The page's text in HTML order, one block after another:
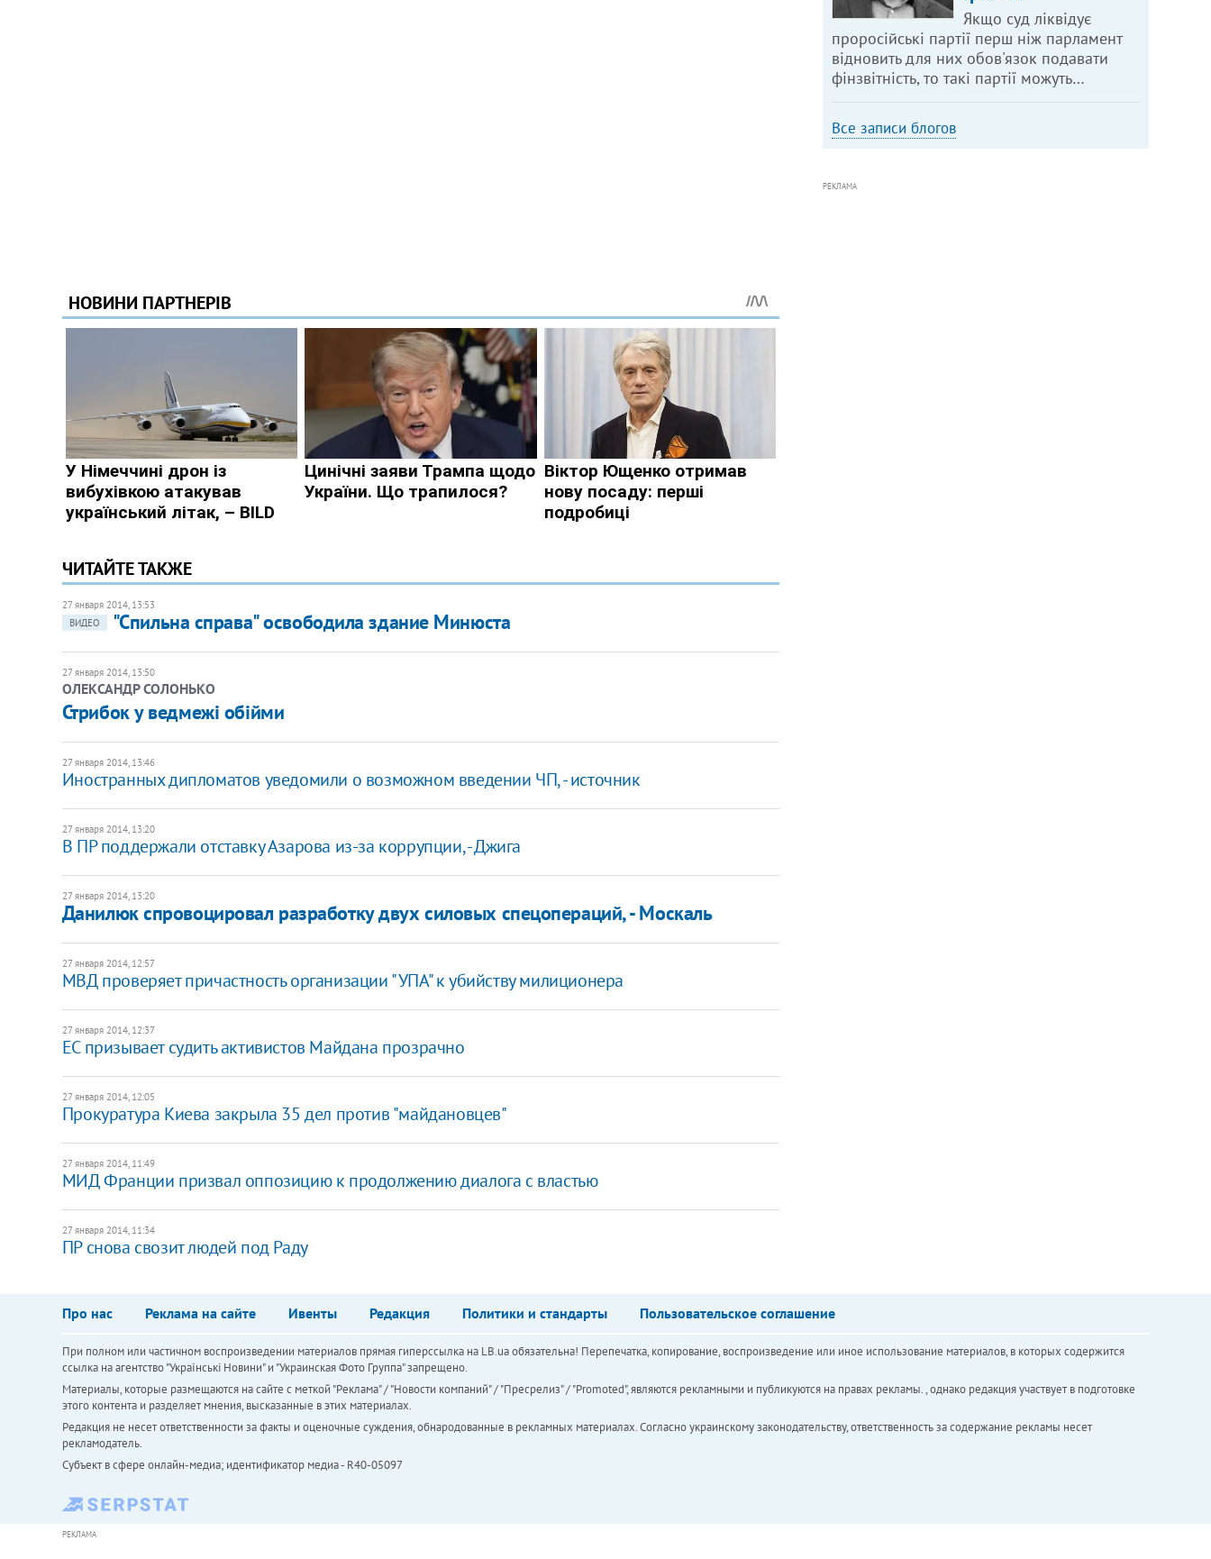
ЧИТАЙТЕ ТАКЖЕ
27 января 2014, 13:53
ВИДЕО
"Спильна справа" освободила здание Минюста
27 января 2014, 13:50
ОЛЕКСАНДР СОЛОНЬКО
Стрибок у ведмежі обійми
27 января 2014, 13:46
Иностранных дипломатов уведомили о возможном введении ЧП, - источник
27 января 2014, 13:20
В ПР поддержали отставку Азарова из-за коррупции, - Джига
27 января 2014, 13:20
Данилюк спровоцировал разработку двух силовых спецопераций, - Москаль
27 января 2014, 12:57
МВД проверяет причастность организации "УПА" к убийству милиционера
27 января 2014, 12:37
ЕС призывает судить активистов Майдана прозрачно
27 января 2014, 12:05
Прокуратура Киева закрыла 35 дел против "майдановцев"
27 января 2014, 11:49
МИД Франции призвал оппозицию к продолжению диалога с властью
27 января 2014, 11:34
ПР снова свозит людей под Раду
Якщо суд ліквідує
проросійські партії перш ніж парламент
відновить для них обов'язок подавати
фінзвітність, то такі партії можуть…
Все записи блогов
РЕКЛАМА
Про нас Реклама на сайте Ивенты Редакция Политики и стандарты Пользовательское соглашение
При полном или частичном воспроизведении материалов прямая гиперссылка на LB.ua обязательна! Перепечатка, копирование, воспроизведение или иное использование материалов, в которых содержится
ссылка на агентство "Українськi Новини" и "Украинская Фото Группа" запрещено.
Материалы, которые размещаются на сайте с меткой "Реклама" / "Новости компаний" / "Пресрелиз" / "Promoted", являются рекламными и публикуются на правах рекламы. , однако редакция участвует в подготовке
этого контента и разделяет мнения, высказанные в этих материалах.
Редакция не несет ответственности за факты и оценочные суждения, обнародованные в рекламных материалах. Согласно украинскому законодательству, ответственность за содержание рекламы несет
рекламодатель.
Субъект в сфере онлайн-медиа; идентификатор медиа - R40-05097
РЕКЛАМА